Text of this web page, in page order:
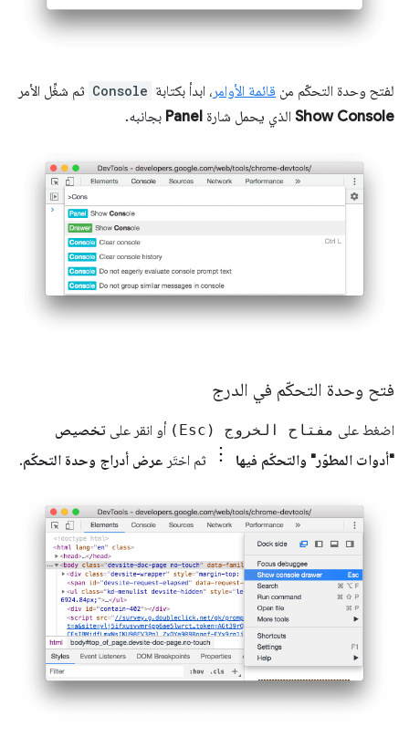
لفتح وحدة التحكّم من قائمة الأوامر ، ابدأ بكتابة Console ثم شغِّل الأمر
Show Console الذي يحمل شارة Panel بجانبه.
فتح وحدة التحكّم في الدرج
اضغط على مفتاح الخروج (Esc) أو انقر على تخصيص
"أدوات المطوّر" والتحكّم فيها
ثم اختَر عرض أدراج وحدة التحكّم.